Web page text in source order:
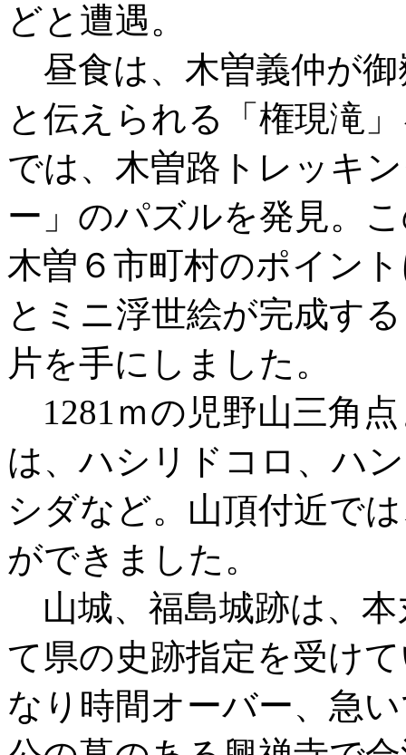
どと遭遇。
昼食は、木曽義仲が御
と伝えられる「権現滝
では、木曽路トレッキ
ー」のパズルを発見。
木曽６市町村のポイン
とミニ浮世絵が完成す
片を手にしました。
1281ｍの児野山三角
は、ハシリドコロ、ハ
シダなど。山頂付近で
ができました。
山城、福島城跡は、本
て県の史跡指定を受け
なり時間オーバー、急